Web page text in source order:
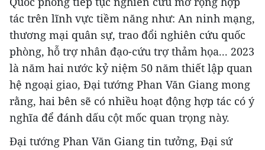
tác trên lĩnh vực tiềm năng như: An ninh mạng,
thương mại quân sự, trao đổi nghiên cứu quốc
phòng, hỗ trợ nhân đạo-cứu trợ thảm họa... 2023
là năm hai nước kỷ niệm 50 năm thiết lập quan
hệ ngoại giao, Đại tướng Phan Văn Giang mong
rằng, hai bên sẽ có nhiều hoạt động hợp tác có ý
nghĩa để đánh dấu cột mốc quan trọng này.
Đại tướng Phan Văn Giang tin tưởng, Đại sứ